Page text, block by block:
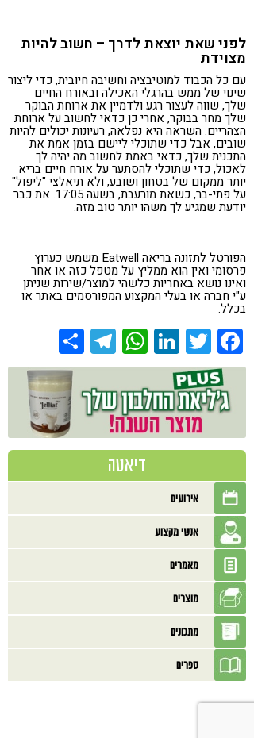
לפני שאת יוצאת לדרך – חשוב להיות
מצוידת
עם כל הכבוד למוטיבציה וחשיבה חיובית, כדי ליצור
שינוי של ממש בהרגלי האכילה ובאורח החיים
שלך, שווה לעצור רגע ולדמיין את ארוחת הבוקר
שלך מחר בבוקר, אחרי כן כדאי לחשוב על ארוחת
הצהריים. השראה היא נפלאה, רעיונות יכולים להיות
שובים, אבל כדי שתוכלי ליישם בזמן אמת את
התכנית שלך, כדאי באמת לחשוב מה יהיה לך
לאכול, כדי שתוכלי להסתער על אורח חיים בריא
יותר ממקום של בטחון ושובע, ולא תיאלצי "ליפול"
על פתי-בר, כשאת מורעבת, בשעה 17:05. את כבר
יודעת שמגיע לך משהו יותר טוב מזה.
הפורטל לתזונה בריאה Eatwell משמש כערוץ
פרסומי ואין הוא ממליץ על מטפל כזה או אחר
ואינו נושא באחריות כלשהי למוצר/שירות שניתן
ע"י חברה או בעלי המקצוע המפורסמים באתר או
בכלל.
Facebook
Twitter
LinkedIn
WhatsApp
Telegram
דיאטה
אירועים
אנשי מקצוע
מאמרים
מוצרים
מתכונים
ספרים